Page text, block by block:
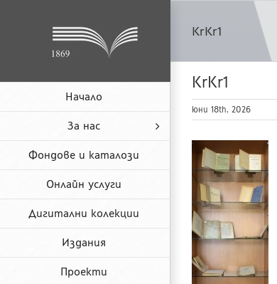
Начало
За нас
Фондове и каталози
Онлайн услуги
Дигитални колекции
Издания
Проекти
KrKr1
KrKr1
юни 18th, 2026